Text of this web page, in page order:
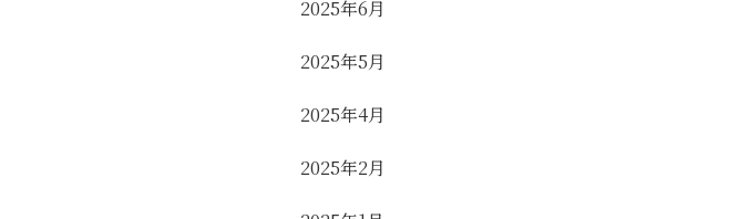
2025年6月
2025年5月
2025年4月
2025年2月